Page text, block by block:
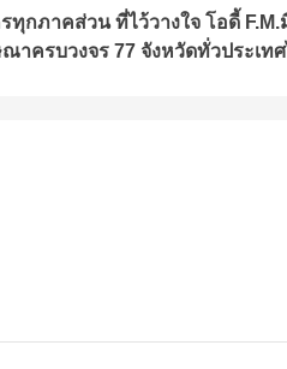
ภาคส่วน ที่ไว้วางใจ โอดี้ F.M.
าครบวงจร 77 จังหวัดทั่วประเท